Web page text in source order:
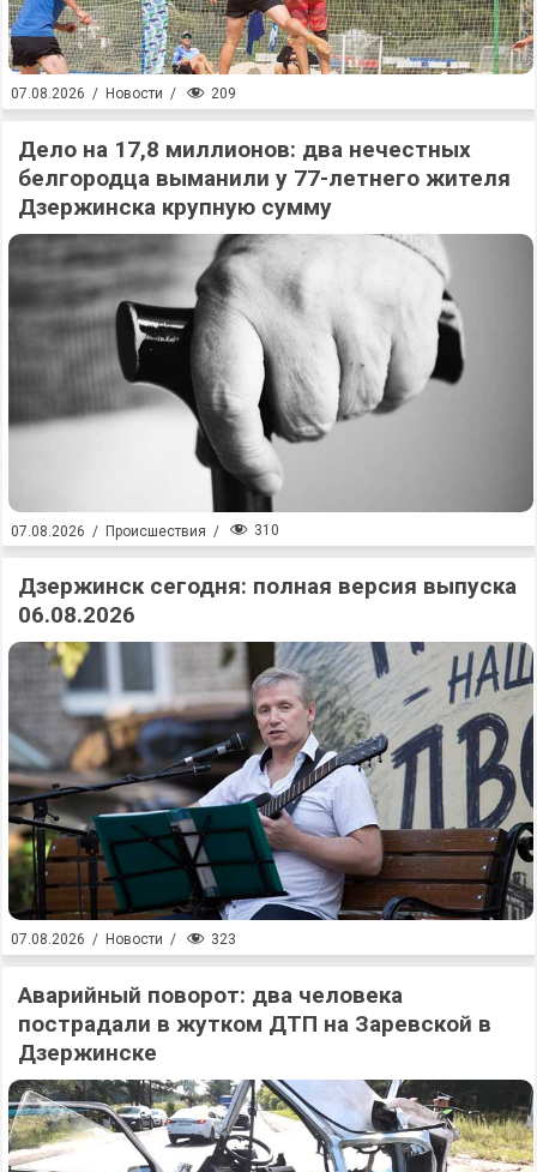
07.08.2026 / Новости / 209
Дело на 17,8 миллионов: два нечестных
белгородца выманили у 77-летнего жителя
Дзержинска крупную сумму
07.08.2026 / Происшествия / 310
Дзержинск сегодня: полная версия выпуска
06.08.2026
07.08.2026 / Новости / 323
Аварийный поворот: два человека
пострадали в жутком ДТП на Заревской в
Дзержинске